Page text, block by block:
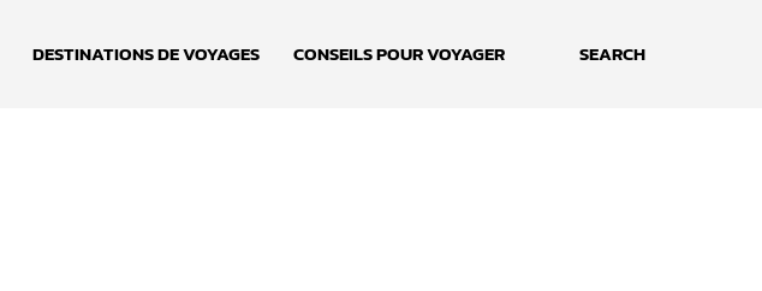
DESTINATIONS DE VOYAGES CONSEILS POUR VOYAGER SEARCH